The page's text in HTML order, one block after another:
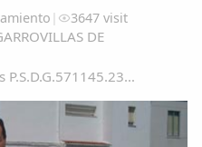
| 3647 visit
DE
%C's0452.86 %...